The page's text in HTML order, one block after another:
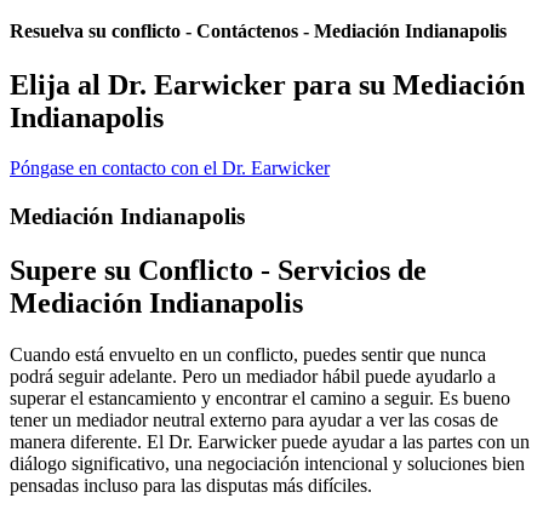
Resuelva su conflicto - Contáctenos - Mediación Indianapolis
Elija al Dr. Earwicker para su Mediación
Indianapolis
Póngase en contacto con el Dr. Earwicker
Mediación Indianapolis
Supere su Conflicto - Servicios de
Mediación Indianapolis
Cuando está envuelto en un conflicto, puedes sentir que nunca
podrá seguir adelante. Pero un mediador hábil puede ayudarlo a
superar el estancamiento y encontrar el camino a seguir. Es bueno
tener un mediador neutral externo para ayudar a ver las cosas de
manera diferente. El Dr. Earwicker puede ayudar a las partes con un
diálogo significativo, una negociación intencional y soluciones bien
pensadas incluso para las disputas más difíciles.